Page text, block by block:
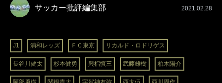
サッカー批評編集部 2021.02.28
J1 浦和レッズ ＦＣ東京 リカルド・ロドリゲス
長谷川健太 杉本健勇 興梠慎三 武藤雄樹 柏木陽介